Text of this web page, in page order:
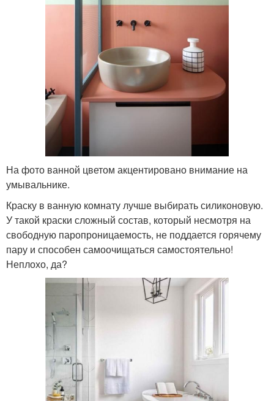
На фото ванной цветом акцентировано внимание на
умывальнике.
Краску в ванную комнату лучше выбирать силиконовую.
У такой краски сложный состав, который несмотря на
свободную паропроницаемость, не поддается горячему
пару и способен самоочищаться самостоятельно!
Неплохо, да?